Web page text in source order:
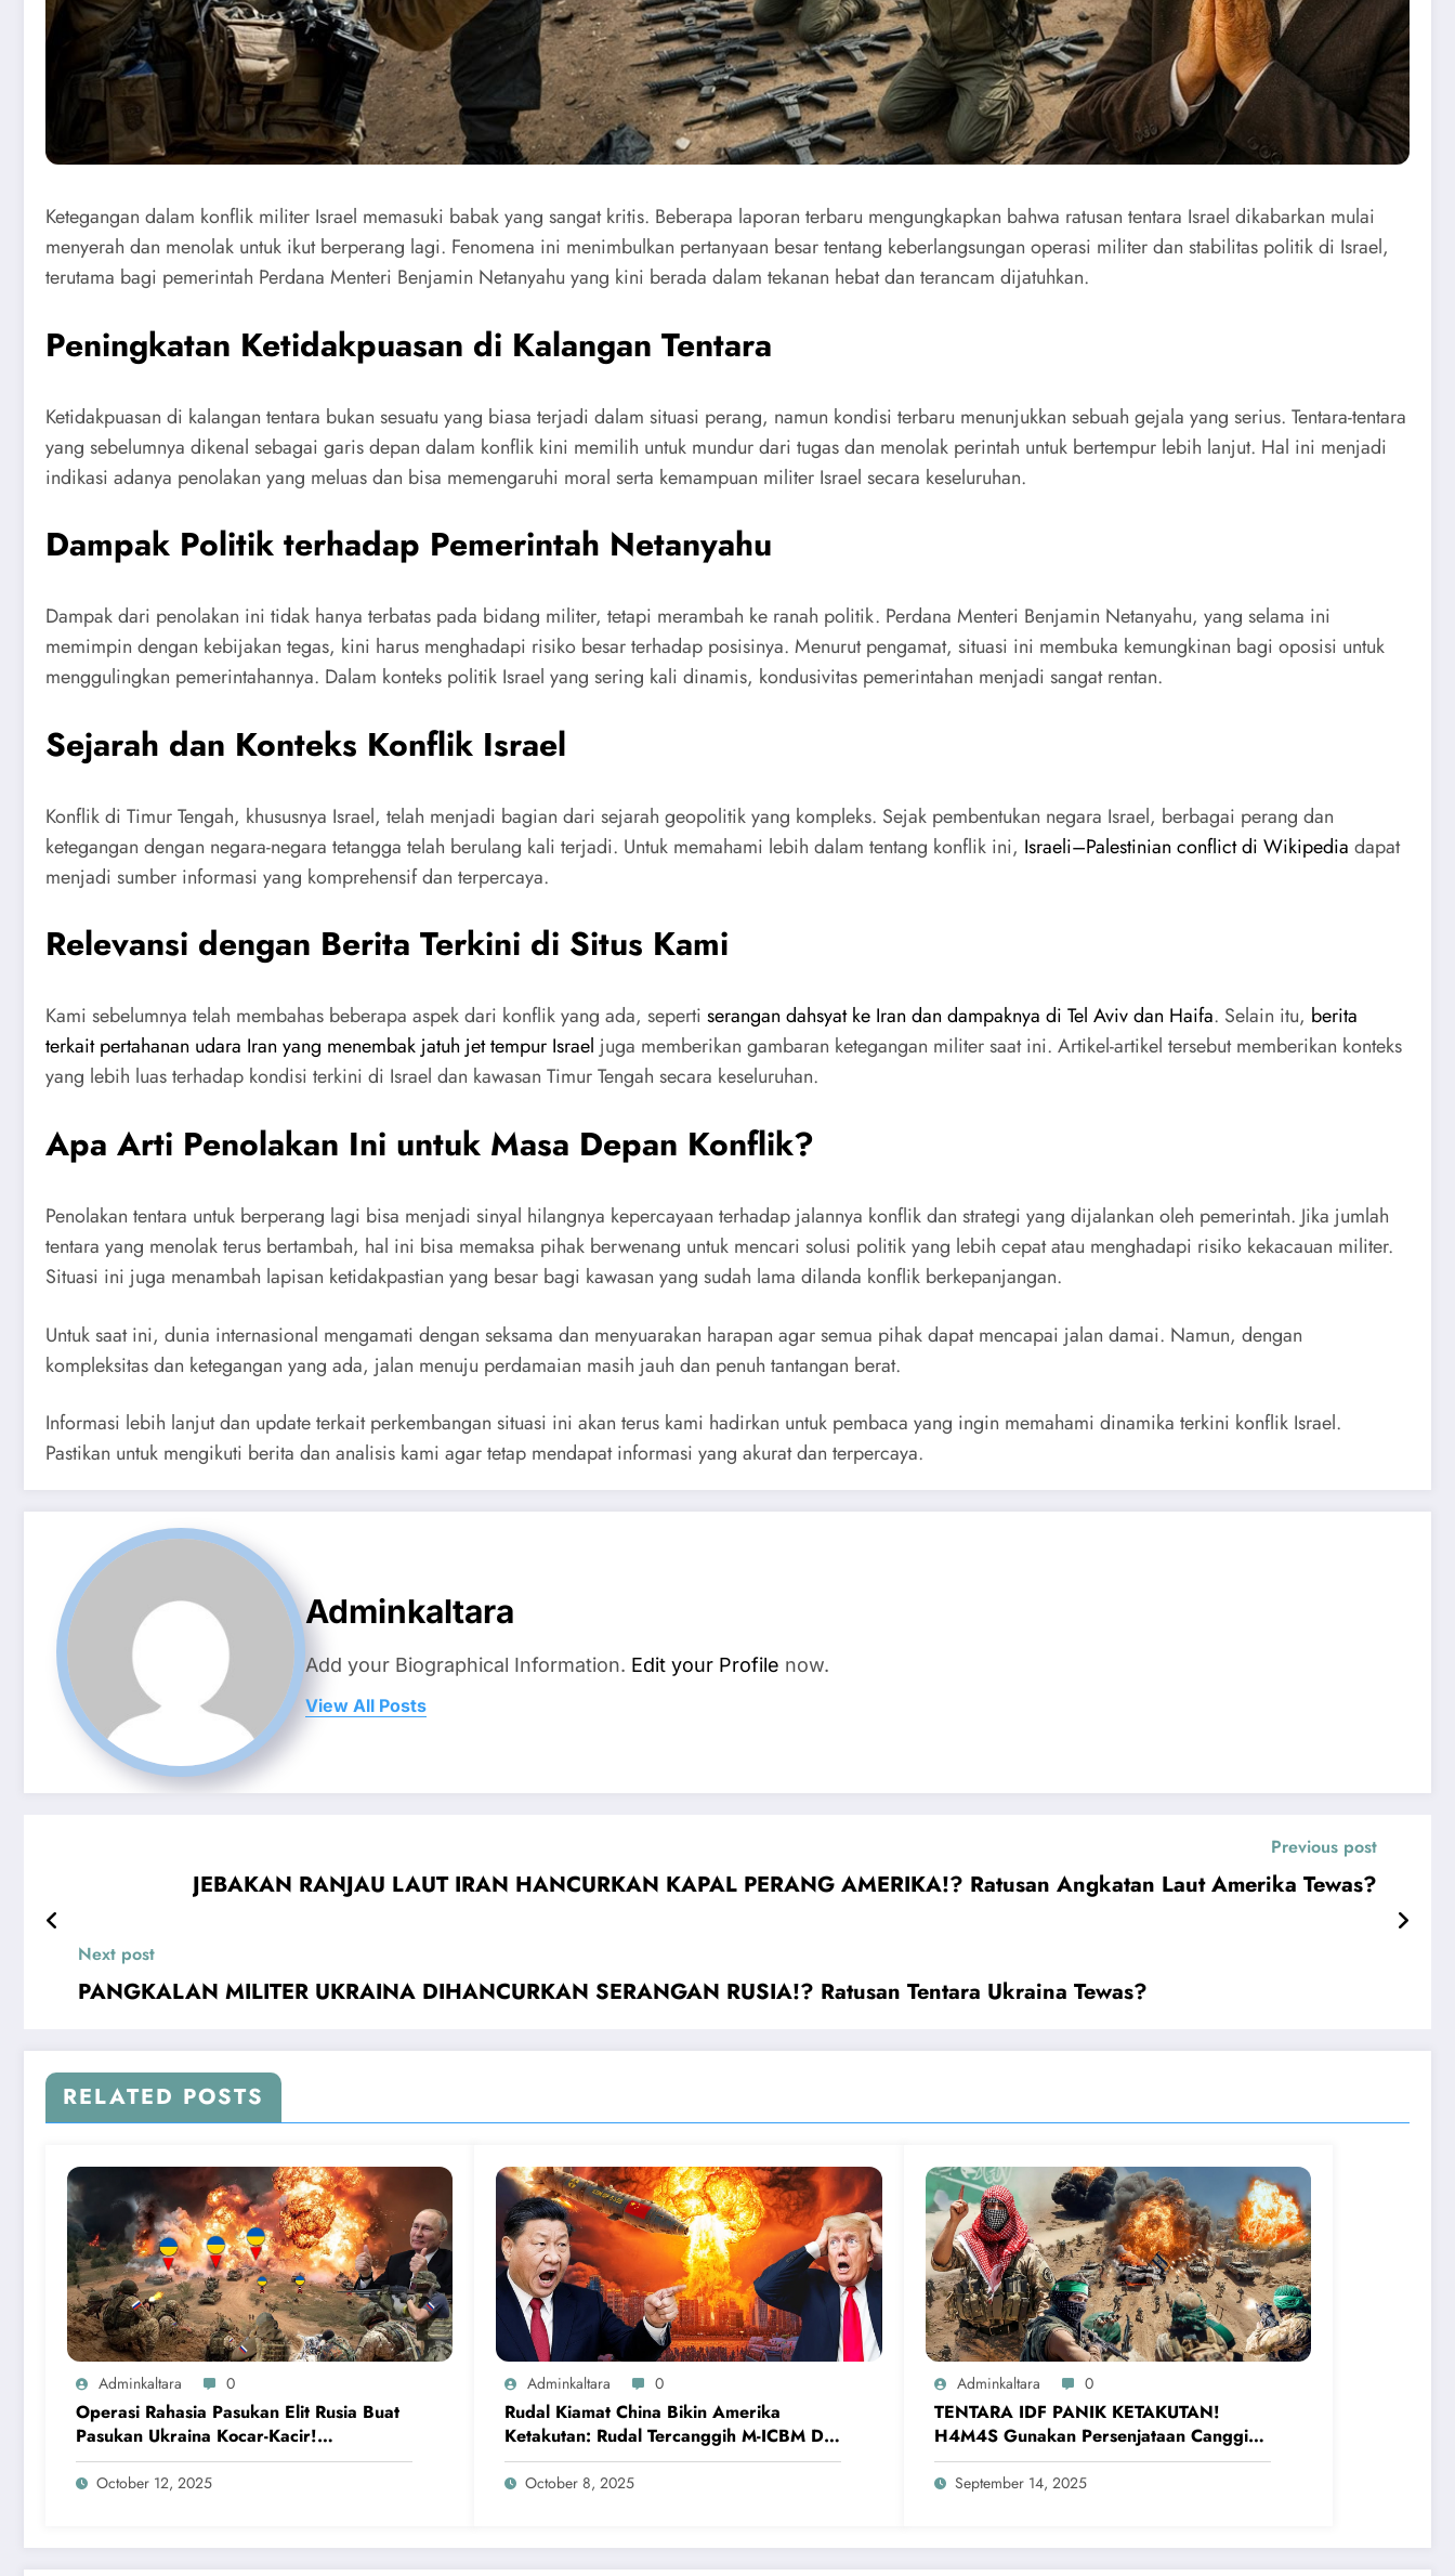
Ketegangan dalam konflik militer Israel memasuki babak yang sangat kritis. Beberapa laporan terbaru mengungkapkan bahwa ratusan tentara Israel dikabarkan mulai
menyerah dan menolak untuk ikut berperang lagi. Fenomena ini menimbulkan pertanyaan besar tentang keberlangsungan operasi militer dan stabilitas politik di Israel,
terutama bagi pemerintah Perdana Menteri Benjamin Netanyahu yang kini berada dalam tekanan hebat dan terancam dijatuhkan.
Peningkatan Ketidakpuasan di Kalangan Tentara
Ketidakpuasan di kalangan tentara bukan sesuatu yang biasa terjadi dalam situasi perang, namun kondisi terbaru menunjukkan sebuah gejala yang serius. Tentara-tentara
yang sebelumnya dikenal sebagai garis depan dalam konflik kini memilih untuk mundur dari tugas dan menolak perintah untuk bertempur lebih lanjut. Hal ini menjadi
indikasi adanya penolakan yang meluas dan bisa memengaruhi moral serta kemampuan militer Israel secara keseluruhan.
Dampak Politik terhadap Pemerintah Netanyahu
Dampak dari penolakan ini tidak hanya terbatas pada bidang militer, tetapi merambah ke ranah politik. Perdana Menteri Benjamin Netanyahu, yang selama ini
memimpin dengan kebijakan tegas, kini harus menghadapi risiko besar terhadap posisinya. Menurut pengamat, situasi ini membuka kemungkinan bagi oposisi untuk
menggulingkan pemerintahannya. Dalam konteks politik Israel yang sering kali dinamis, kondusivitas pemerintahan menjadi sangat rentan.
Sejarah dan Konteks Konflik Israel
Konflik di Timur Tengah, khususnya Israel, telah menjadi bagian dari sejarah geopolitik yang kompleks. Sejak pembentukan negara Israel, berbagai perang dan
ketegangan dengan negara-negara tetangga telah berulang kali terjadi. Untuk memahami lebih dalam tentang konflik ini, Israeli–Palestinian conflict di Wikipedia dapat
menjadi sumber informasi yang komprehensif dan terpercaya.
Relevansi dengan Berita Terkini di Situs Kami
Kami sebelumnya telah membahas beberapa aspek dari konflik yang ada, seperti serangan dahsyat ke Iran dan dampaknya di Tel Aviv dan Haifa. Selain itu, berita
terkait pertahanan udara Iran yang menembak jatuh jet tempur Israel juga memberikan gambaran ketegangan militer saat ini. Artikel-artikel tersebut memberikan konteks
yang lebih luas terhadap kondisi terkini di Israel dan kawasan Timur Tengah secara keseluruhan.
Apa Arti Penolakan Ini untuk Masa Depan Konflik?
Penolakan tentara untuk berperang lagi bisa menjadi sinyal hilangnya kepercayaan terhadap jalannya konflik dan strategi yang dijalankan oleh pemerintah. Jika jumlah
tentara yang menolak terus bertambah, hal ini bisa memaksa pihak berwenang untuk mencari solusi politik yang lebih cepat atau menghadapi risiko kekacauan militer.
Situasi ini juga menambah lapisan ketidakpastian yang besar bagi kawasan yang sudah lama dilanda konflik berkepanjangan.
Untuk saat ini, dunia internasional mengamati dengan seksama dan menyuarakan harapan agar semua pihak dapat mencapai jalan damai. Namun, dengan
kompleksitas dan ketegangan yang ada, jalan menuju perdamaian masih jauh dan penuh tantangan berat.
Informasi lebih lanjut dan update terkait perkembangan situasi ini akan terus kami hadirkan untuk pembaca yang ingin memahami dinamika terkini konflik Israel.
Pastikan untuk mengikuti berita dan analisis kami agar tetap mendapat informasi yang akurat dan terpercaya.
Adminkaltara
Add your Biographical Information. Edit your Profile now.
View All Posts
Previous post
JEBAKAN RANJAU LAUT IRAN HANCURKAN KAPAL PERANG AMERIKA!? Ratusan Angkatan Laut Amerika Tewas?
Next post
PANGKALAN MILITER UKRAINA DIHANCURKAN SERANGAN RUSIA!? Ratusan Tentara Ukraina Tewas?
RELATED POSTS
Adminkaltara 0
Operasi Rahasia Pasukan Elit Rusia Buat
Pasukan Ukraina Kocar-Kacir!
Kemampuan FSB Rusia Mematikan
October 12, 2025
Adminkaltara 0
Rudal Kiamat China Bikin Amerika
Ketakutan: Rudal Tercanggih M-ICBM DF-
5B
October 8, 2025
Adminkaltara 0
TENTARA IDF PANIK KETAKUTAN!
H4M4S Gunakan Persenjataan Canggih
Hancurkan Pasukan Israel
September 14, 2025